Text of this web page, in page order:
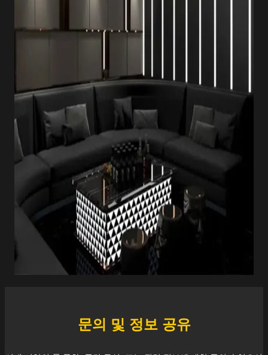
문의 및 정보 공유